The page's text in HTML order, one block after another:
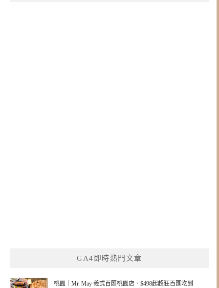
GA4即時熱門文章
桃園｜Mr. May 義式百匯桃園店．$498起超狂百匯吃到